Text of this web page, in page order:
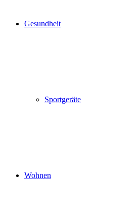
Gesundheit
Sportgeräte
Wohnen